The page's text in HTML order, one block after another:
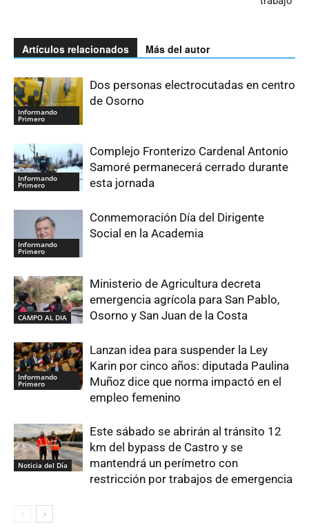
Artículos relacionados Más del autor
Informando
Primero
Dos personas electrocutadas en centro
de Osorno
Informando
Primero
Complejo Fronterizo Cardenal Antonio
Samoré permanecerá cerrado durante
esta jornada
Informando
Primero
Conmemoración Día del Dirigente
Social en la Academia
CAMPO AL DIA
Ministerio de Agricultura decreta
emergencia agrícola para San Pablo,
Osorno y San Juan de la Costa
Informando
Primero
Lanzan idea para suspender la Ley
Karin por cinco años: diputada Paulina
Muñoz dice que norma impactó en el
empleo femenino
Noticia del Día
Este sábado se abrirán al tránsito 12
km del bypass de Castro y se
mantendrá un perímetro con
restricción por trabajos de emergencia